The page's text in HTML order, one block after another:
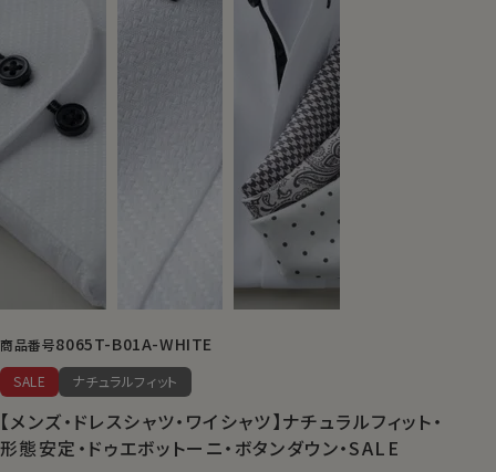
商品番号8065T-B01A-WHITE
SALE ナチュラルフィット
【メンズ・ドレスシャツ・ワイシャツ】ナチュラルフィット・
形態安定・ドゥエボットーニ・ボタンダウン・SALE